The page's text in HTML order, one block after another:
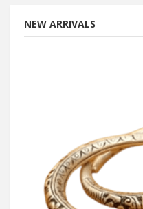
NEW ARRIVALS